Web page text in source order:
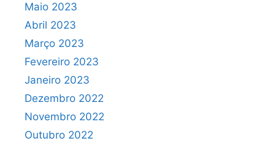
Maio 2023
Abril 2023
Março 2023
Fevereiro 2023
Janeiro 2023
Dezembro 2022
Novembro 2022
Outubro 2022